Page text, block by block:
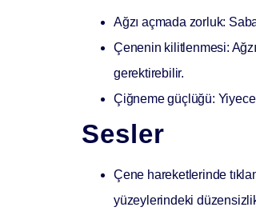
Ağzı açmada zorluk:
Çenenin kilitlenmesi:
gerektirebilir.
Çiğneme güçlüğü:
Sesler
Çene hareketlerinde
yüzeylerindeki